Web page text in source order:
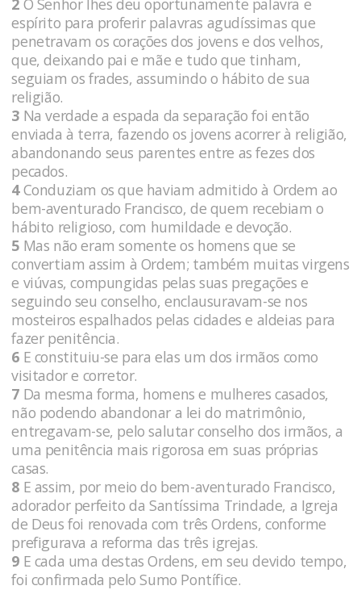
2 O Senhor lhes deu oportunamente palavra e
espírito para proferir palavras agudíssimas que
penetravam os corações dos jovens e dos velhos,
que, deixando pai e mãe e tudo que tinham,
seguiam os frades, assumindo o hábito de sua
religião.
3 Na verdade a espada da separação foi então
enviada à terra, fazendo os jovens acorrer à religião,
abandonando seus parentes entre as fezes dos
pecados.
4Conduziam os que haviam admitido à Ordem ao
bem-aventurado Francisco, de quem recebiam o
hábito religioso, com humildade e devoção.
5 Mas não eram somente os homens que se
convertiam assim à Ordem; também muitas virgens
e viúvas, compungidas pelas suas pregações e
seguindo seu conselho, enclausuravam-se nos
mosteiros espalhados pelas cidades e aldeias para
fazer penitência.
6 E constituiu-se para elas um dos irmãos como
visitador e corretor.
7 Da mesma forma, homens e mulheres casados,
não podendo abandonar a lei do matrimônio,
entregavam-se, pelo salutar conselho dos irmãos, a
uma penitência mais rigorosa em suas próprias
casas.
8 E assim, por meio do bem-aventurado Francisco,
adorador perfeito da Santíssima Trindade, a Igreja
de Deus foi renovada com três Ordens, conforme
prefigurava a reforma das três igrejas.
9 E cada uma destas Ordens, em seu devido tempo,
foi confirmada pelo Sumo Pontífice.